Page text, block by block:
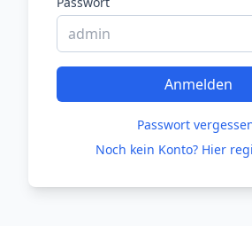
Anmelden
Passwort
Noch kein Konto? Hier